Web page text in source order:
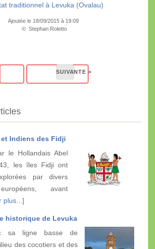
traditionnel à Levuka (Ovalau)
Ajoutée le 18/09/2015 à 19:09
© Stephan Roletto
Indiens des Fidji
le Hollandais Abel
les îles Fidji ont
par divers
avant
plus...]
historique de Levuka
sa ligne basse de
des cocotiers et des